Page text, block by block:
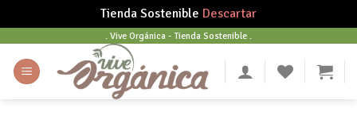
Tienda Sostenible Descartar
content
. Vive Orgánica - Tienda Sostenible .